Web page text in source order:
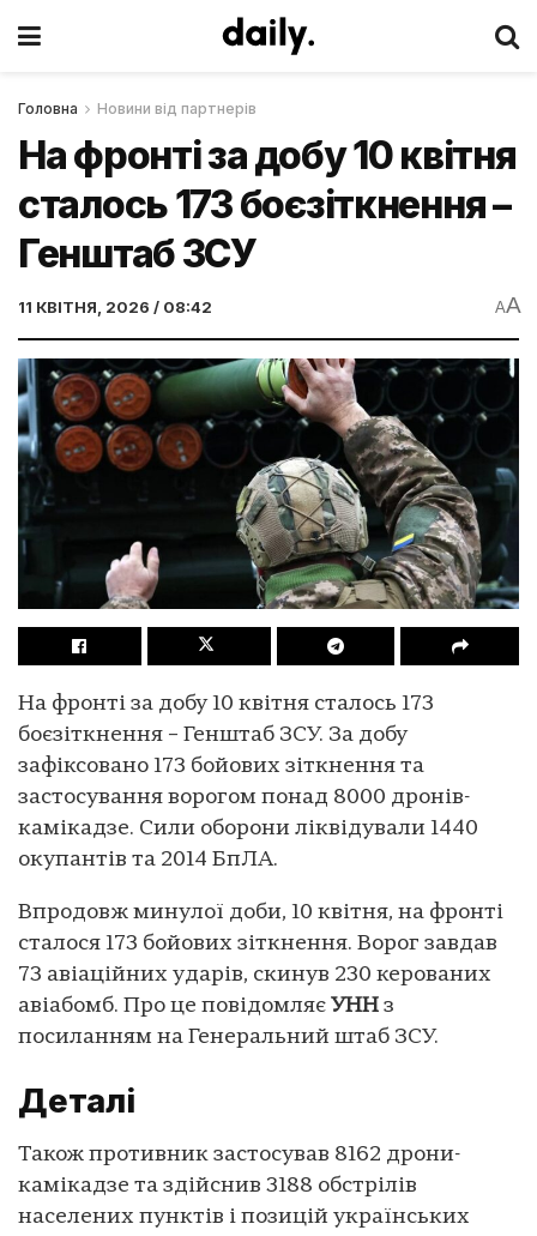
Головна Новини від партнерів
На фронті за добу 10 квітня
сталось 173 боєзіткнення –
Генштаб ЗСУ
11 КВІТНЯ, 2026 / 08:42 AA
На фронті за добу 10 квітня сталось 173
боєзіткнення – Генштаб ЗСУ. За добу
зафіксовано 173 бойових зіткнення та
застосування ворогом понад 8000 дронів-
камікадзе. Сили оборони ліквідували 1440
окупантів та 2014 БпЛА.
Впродовж минулої доби, 10 квітня, на фронті
сталося 173 бойових зіткнення. Ворог завдав
73 авіаційних ударів, скинув 230 керованих
авіабомб. Про це повідомляє УНН з
посиланням на Генеральний штаб ЗСУ.
Деталі
Також противник застосував 8162 дрони-
камікадзе та здійснив 3188 обстрілів
населених пунктів і позицій українських